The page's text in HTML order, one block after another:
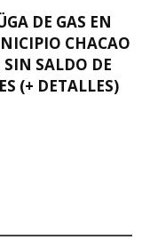
DE GAS EN
CHACAO
SALDO DE
(+ DETALLES)